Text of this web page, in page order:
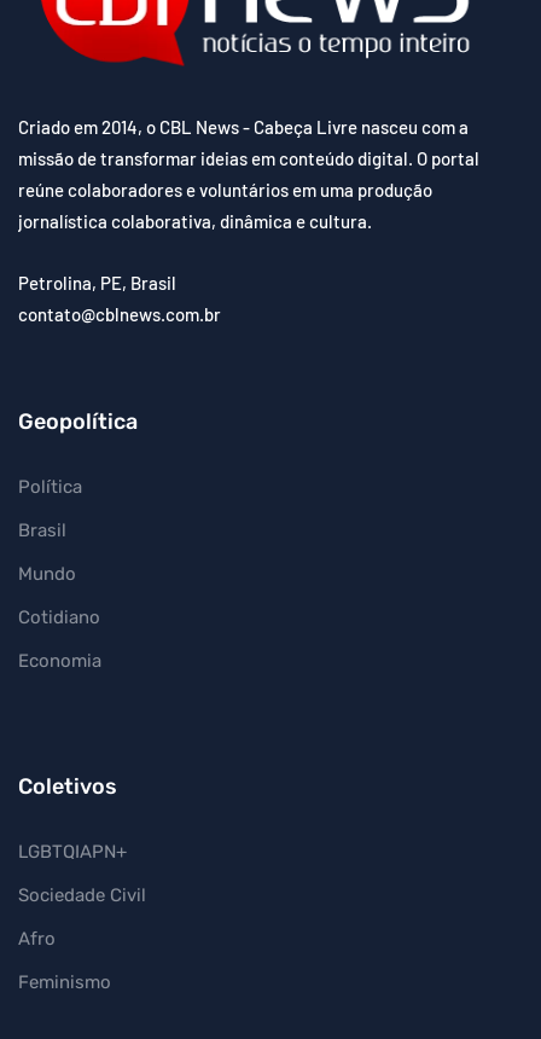
Criado em 2014, o CBL News - Cabeça Livre nasceu com a
missão de transformar ideias em conteúdo digital. O portal
reúne colaboradores e voluntários em uma produção
jornalística colaborativa, dinâmica e cultura.
Petrolina, PE, Brasil
contato@cblnews.com.br
Geopolítica
Política
Brasil
Mundo
Cotidiano
Economia
Coletivos
LGBTQIAPN+
Sociedade Civil
Afro
Feminismo